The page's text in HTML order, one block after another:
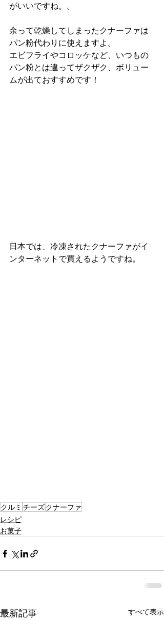
がいいですね。。
余って乾燥してしまったクナーファは
パン粉代わりに使えますよ。
エビフライやコロッケなど、いつもの
パン粉とは違ってザクザク、ボリュー
ムが出ておすすめです！
日本では、冷凍されたクナーファがイ
ンターネットで買えるようですね。
クルミ チーズクナーファ
レシピ
お菓子
最新記事 すべて表示